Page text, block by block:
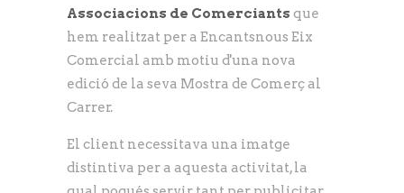
Associacions de Comerciants que
hem realitzat per a Encantsnous Eix
Comercial amb motiu d'una nova
edició de la seva Mostra de Comerç al
Carrer.
El client necessitava una imatge
distintiva per a aquesta activitat, la